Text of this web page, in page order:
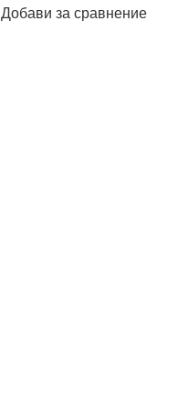
Добави за сравнение